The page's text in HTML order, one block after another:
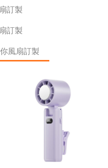
訂製
訂製
風扇訂製